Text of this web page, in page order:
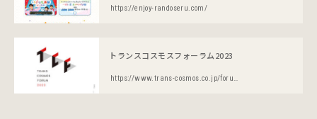
https://enjoy-randoseru.com/
トランスコスモスフォーラム2023
https://www.trans-cosmos.co.jp/forum2023/